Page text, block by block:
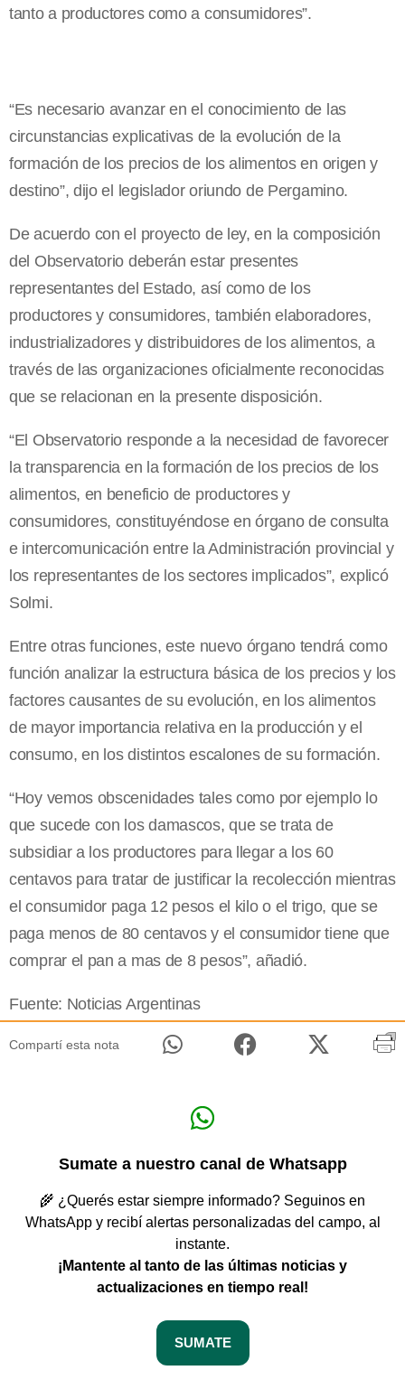
tanto a productores como a consumidores”.
“Es necesario avanzar en el conocimiento de las
circunstancias explicativas de la evolución de la
formación de los precios de los alimentos en origen y
destino”, dijo el legislador oriundo de Pergamino.
De acuerdo con el proyecto de ley, en la composición
del Observatorio deberán estar presentes
representantes del Estado, así como de los
productores y consumidores, también elaboradores,
industrializadores y distribuidores de los alimentos, a
través de las organizaciones oficialmente reconocidas
que se relacionan en la presente disposición.
“El Observatorio responde a la necesidad de favorecer
la transparencia en la formación de los precios de los
alimentos, en beneficio de productores y
consumidores, constituyéndose en órgano de consulta
e intercomunicación entre la Administración provincial y
los representantes de los sectores implicados”, explicó
Solmi.
Entre otras funciones, este nuevo órgano tendrá como
función analizar la estructura básica de los precios y los
factores causantes de su evolución, en los alimentos
de mayor importancia relativa en la producción y el
consumo, en los distintos escalones de su formación.
“Hoy vemos obscenidades tales como por ejemplo lo
que sucede con los damascos, que se trata de
subsidiar a los productores para llegar a los 60
centavos para tratar de justificar la recolección mientras
el consumidor paga 12 pesos el kilo o el trigo, que se
paga menos de 80 centavos y el consumidor tiene que
comprar el pan a mas de 8 pesos”, añadió.
Fuente: Noticias Argentinas
Compartí esta nota
Sumate a nuestro canal de Whatsapp
🌾 ¿Querés estar siempre informado? Seguinos en
WhatsApp y recibí alertas personalizadas del campo, al
instante.
¡Mantente al tanto de las últimas noticias y
actualizaciones en tiempo real!
SUMATE